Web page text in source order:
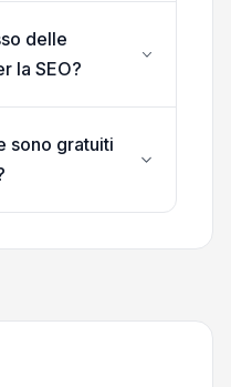
delle
la SEO?
sono gratuiti